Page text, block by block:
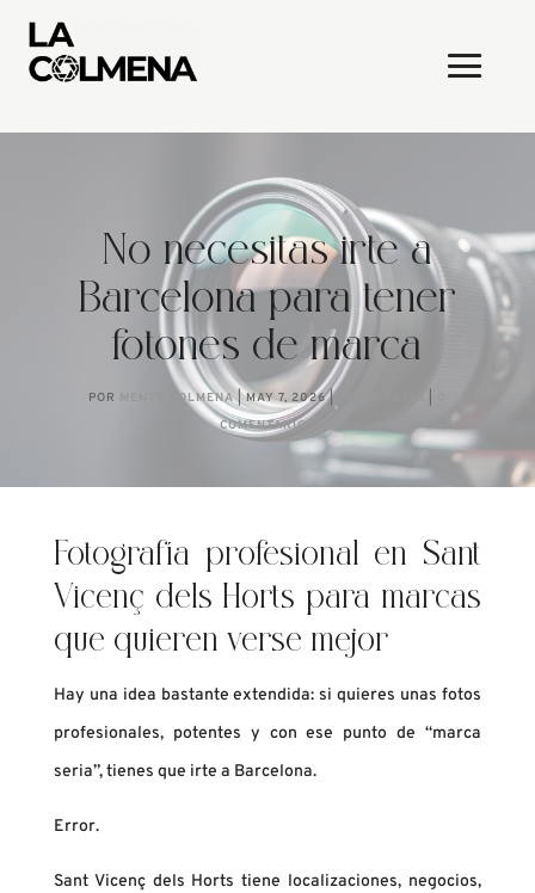
No necesitas irte a
Barcelona para tener
fotones de marca
POR MENTE COLMENA|MAY 7, 2026|
COMENTARIOS
Fotografía profesional en Sant
Vicenç dels Horts para marcas
que quieren verse mejor
Hay una idea bastante extendida: si quieres unas fotos
profesionales, potentes y con ese punto de “marca
seria”, tienes que irte a Barcelona.
Error.
Sant Vicenç dels Horts tiene localizaciones, negocios,